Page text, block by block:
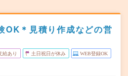
OK＊見積り作成などの営
給あり 土日祝日が休み WEB登録OK